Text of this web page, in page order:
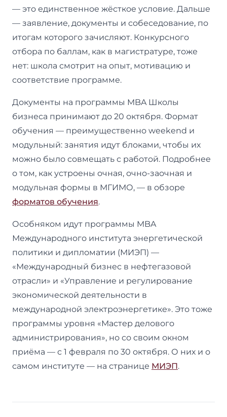
— это единственное жёсткое условие. Дальше
— заявление, документы и собеседование, по
итогам которого зачисляют. Конкурсного
отбора по баллам, как в магистратуре, тоже
нет: школа смотрит на опыт, мотивацию и
соответствие программе.
Документы на программы MBA Школы
бизнеса принимают до 20 октября. Формат
обучения — преимущественно weekend и
модульный: занятия идут блоками, чтобы их
можно было совмещать с работой. Подробнее
о том, как устроены очная, очно-заочная и
модульная формы в МГИМО, — в обзоре
форматов обучения.
Особняком идут программы MBA
Международного института энергетической
политики и дипломатии (МИЭП) —
«Международный бизнес в нефтегазовой
отрасли» и «Управление и регулирование
экономической деятельности в
международной электроэнергетике». Это тоже
программы уровня «Мастер делового
администрирования», но со своим окном
приёма — с 1 февраля по 30 октября. О них и о
самом институте — на странице МИЭП.